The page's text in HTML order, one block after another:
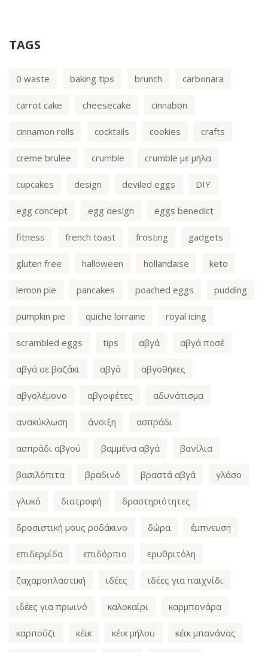
TAGS
0 waste baking tips brunch carbonara
carrot cake cheesecake cinnabon
cinnamon rolls cocktails cookies crafts
creme brulee crumble crumble με μήλα
cupcakes design deviled eggs DIY
egg concept egg design eggs benedict
fitness french toast frosting gadgets
gluten free halloween hollandaise keto
lemon pie pancakes poached eggs pudding
pumpkin pie quiche lorraine royal icing
scrambled eggs tips αβγά αβγά ποσέ
αβγά σε βαζάκι αβγό αβγοθήκες
αβγολέμονο αβγοφέτες αδυνάτισμα
ανακύκλωση άνοιξη ασπράδι
ασπράδι αβγού βαμμένα αβγά βανίλια
βασιλόπιτα βραδινό βραστά αβγά γλάσο
γλυκό διατροφή δραστηριότητες
δροσιστική μους ροδάκινο δώρα έμπνευση
επιδερμίδα επιδόρπιο ερυθριτόλη
ζαχαροπλαστική ιδέες ιδέες για παιχνίδι
ιδέες για πρωινό καλοκαίρι καρμπονάρα
καρπούζι κέικ κέικ μήλου κέικ μπανάνας